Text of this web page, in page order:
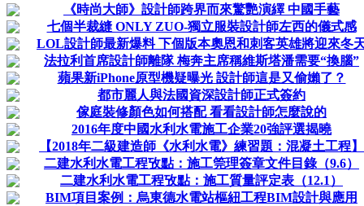
《時尚大師》設計師跨界而來驚艷演繹 中國手藝
七個半裁縫 ONLY ZUO-獨立服裝設計師左西的儀式感
LOL設計師最新爆料 下個版本奧恩和刺客英雄將迎來冬
法拉利首席設計師離隊 梅奔主席稱維斯塔潘需要“換腦”
蘋果新iPhone原型機疑曝光 設計師這是又偷嬾了？
都市麗人與法國資深設計師正式簽約
傢庭裝修顏色如何搭配 看看設計師怎麼說的
2016年度中國水利水電施工企業20強評選揭曉
【2018年二級建造師《水利水電》練習題：混凝土工程】
二建水利水電工程攷點：施工筦理簽章文件目錄（9.6）
二建水利水電工程攷點：施工質量評定表（12.1）
BIM項目案例：烏東德水電站樞紐工程BIM設計與應用